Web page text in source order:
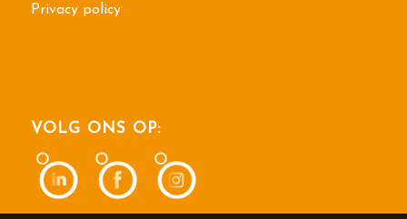
Privacy policy
VOLG ONS OP: